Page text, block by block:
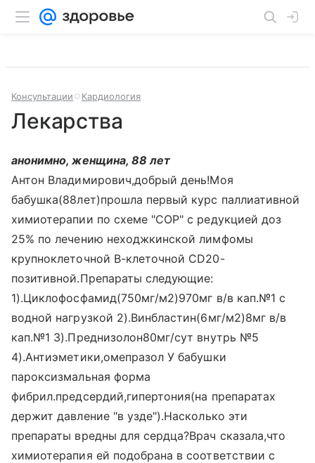
Консультации Кардиология
Лекарства
анонимно, женщина, 88 лет
Антон Владимирович,добрый день!Моя
бабушка(88лет)прошла первый курс паллиативной
химиотерапии по схеме "СОР" с редукцией доз
25% по лечению неходжкинской лимфомы
крупноклеточной В-клеточной СD20-
позитивной.Препараты следующие:
1).Циклофосфамид(750мг/м2)970мг в/в кап.№1 с
водной нагрузкой 2).Винбластин(6мг/м2)8мг в/в
кап.№1 3).Преднизолон80мг/сут внутрь №5
4).Антиэметики,омепразол У бабушки
пароксизмальная форма
фибрил.предсердий,гипертония(на препаратах
держит давление "в узде").Насколько эти
препараты вредны для сердца?Врач сказала,что
химиотерапия ей подобрана в соответствии с